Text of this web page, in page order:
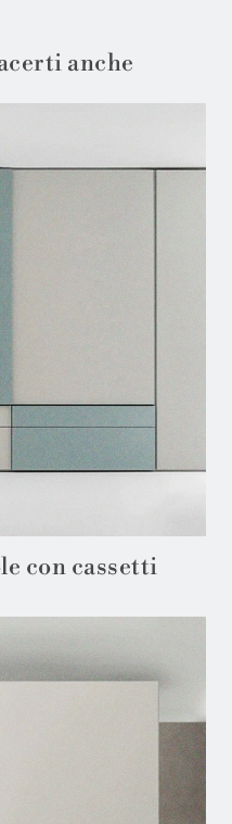
anche
con cassetti